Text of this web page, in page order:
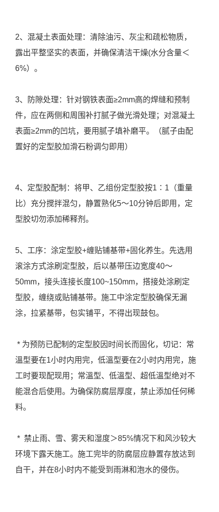
2、混凝土表面处理：清除油污、灰尘和疏松物质，
露出平整坚实的表面，并确保清洁干燥(水分含量＜
6%）。
3、防隙处理：针对钢铁表面≥2mm高的焊缝和预制
件，应在两侧和周围补打腻子做光滑处理；对混凝土
表面≥2mm的凹坑，要用腻子填补磨平。（腻子由配
置好的定型胶加滑石粉调匀即用）
4、定型胶配制：将甲、乙组份定型胶按1∶1（重量
比）充分搅拌混匀，静置熟化5～10分钟后即用，定
型胶切勿添加稀释剂。
5、工序：涂定型胶+缠贴铺基带+固化养生。先选用
滚涂方式涂刷定型胶，后以基带压边宽度40～
50mm，接头连接长度100~150mm，搭接处涂刷定
型胶，缠绕或贴铺基带。施工中涂定型胶确保无漏
涂，拉紧基带，包实铺平，不得出现鼓包。
* 为预防已配制的定型胶因时间长而固化，切记：常
溫型要在1小时内用完，低溫型要在2小时内用完，施
工时要现配现用；常溫型、低溫型、超低溫型绝对不
能混合后使用。为确保防腐层厚度，禁止添加任何稀
料。
* 禁止雨、雪、雾天和湿度＞85%情况下和风沙较大
环境下露天施工。施工完毕的防腐层应静置存放达到
自干，并在8小时内不能受到雨淋和泡水的侵伤。